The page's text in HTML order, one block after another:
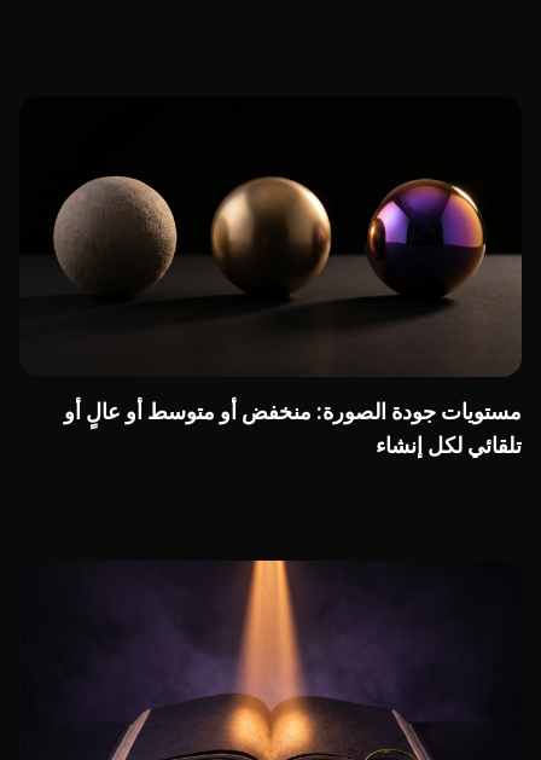
مستويات جودة الصورة: منخفض أو متوسط أو عالٍ أو
تلقائي لكل إنشاء